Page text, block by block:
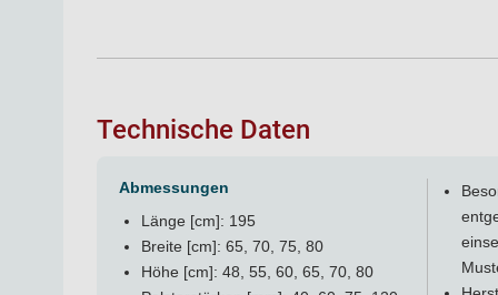
Serie Standard Liegen:
Standard Plus: Liegefläche dreiteilig, 195 x 65
Standard BC: Liegefläche dreiteilig, 202 x 65 cm,
Standard CH: Liegefläche zweiteilig, 195 x 65 cm,
Standard Echo Cardio : Liegefläche zweiteilig,
Technische Daten
Abmessungen
Länge [cm]: 195
Breite [cm]: 65, 70, 75, 80
Höhe [cm]: 48, 55, 60, 65, 70, 80